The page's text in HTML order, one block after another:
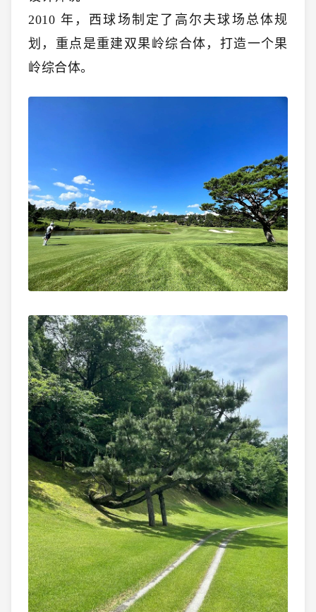
2010 年，西球场制定了高尔夫球场总体规
划，重点是重建双果岭综合体，打造一个果
岭综合体。